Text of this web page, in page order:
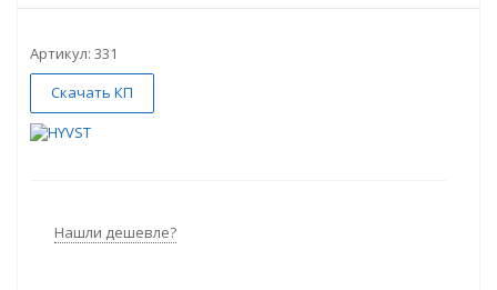
Артикул: 331
Скачать КП
Нашли дешевле?